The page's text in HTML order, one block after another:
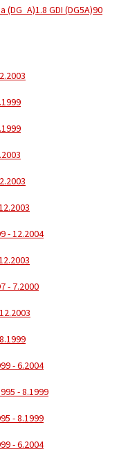
(DG_A)1.8 GDI (DG5A)90
- 12.2004
- 7.2000
- 6.2004
- 8.1999
- 8.1999
- 6.2004